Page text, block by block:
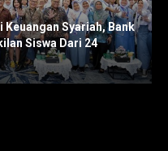
Syariah, Bank
Siswa Dari 24